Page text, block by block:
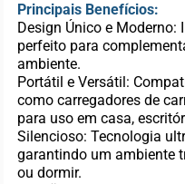
Principais Benefícios:
Design Único e Moderno:
perfeito para
ambiente.
Portátil e Versátil:
como carregadores de
para uso em casa,
Silencioso: Tecnologia
garantindo um ambiente
ou dormir.